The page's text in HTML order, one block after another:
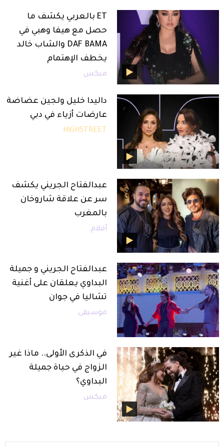
ET بالعربي يكشف ما
حصل مع هيفا وهبي في
DAF BAMA والشاب خالد
يخطف الإهتمام
ميكس
داليدا خليل ولجين عضاضة
عارضات أزياء في دبي
HIGHSTREET
عبدالفتاح الجريني يكشف
سر عن علاقة شاروخان
بالمغرب
أفلام
عبدالفتاح الجريني و جميلة
البداوي يعلقان على أغنية
تشاليا في جوان
موسيقى
في الذكرى الأولى.. ماذا غير
الزواج في حياة جميلة
البداوي؟
ميكس